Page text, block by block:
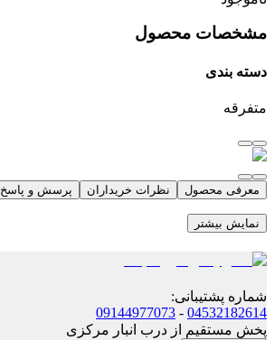
مشخصات محصول
دسته بندی
متفرقه
معرفی محصول نظرات خریداران پرسش و پاسخ
نمایش بیشتر
شماره پشتیبانی:
04532182614
-
09144977073
پخش مستقیم از درب انبار مرکزی